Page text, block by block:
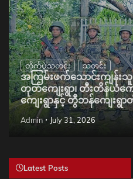
တိုက်ပွဲသတင်း သတင်း
အကြမ်းဖက်သောင်းကျန်း
တုတ်ကျေးရွာ၊ တီးတိန်ယံကျ
ကျေးရွာနှင့် တွီဘန်ကျေး
Admin July 31, 2026
Latest Posts